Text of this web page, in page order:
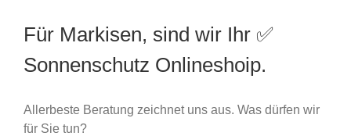
Für Markisen, sind wir Ihr ✅
Sonnenschutz Onlineshoip.
Allerbeste Beratung zeichnet uns aus. Was dürfen wir
für Sie tun?